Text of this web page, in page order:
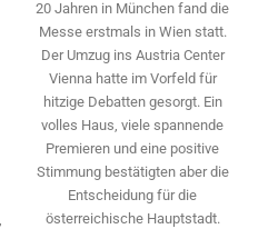
20 Jahren in München fand die
Messe erstmals in Wien statt.
Der Umzug ins Austria Center
Vienna hatte im Vorfeld für
hitzige Debatten gesorgt. Ein
volles Haus, viele spannende
Premieren und eine positive
Stimmung bestätigten aber die
Entscheidung für die
österreichische Hauptstadt.